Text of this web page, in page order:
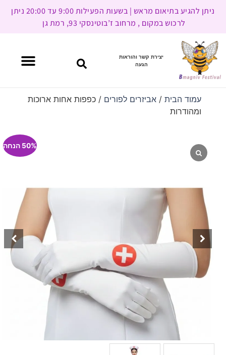
ניתן להגיע בתיאום מראש | בשעות הפעילות 9:00 עד 20:00 ניתן
לרכוש במקום , מרחוב ז’בוטינסקי 93, רמת גן
יצירת קשר והוראות
הגעה
עמוד הבית/ אביזרים לפורים / כפפות אחות ארוכות
ומהודרות
50% הנחה